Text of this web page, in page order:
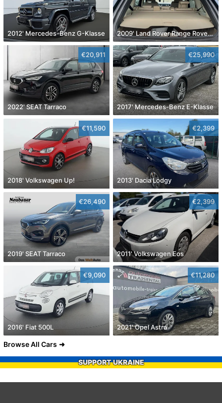
2012' Mercedes-Benz G-Klasse 2009' Land Rover Range Rover Sport
€20,911
2022' SEAT Tarraco
€25,990
2017' Mercedes-Benz E-Klasse
€11,590
2018' Volkswagen Up!
€2,399
2013' Dacia Lodgy
€26,490
2019' SEAT Tarraco
€2,399
2011' Volkswagen Eos
€9,090
2016' Fiat 500L
€11,280
2021' Opel Astra
Browse All Cars
SUPPORT UKRAINE